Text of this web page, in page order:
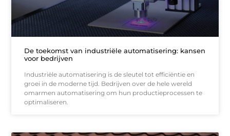
De toekomst van industriële automatisering: kansen
voor bedrijven
Industriële automatisering is de sleutel tot efficiëntie en
groei in de moderne tijd. Bedrijven over de hele wereld
omarmen automatisering om hun productieprocessen te
optimaliseren.